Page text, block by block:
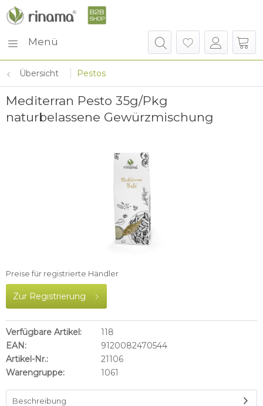
Menü
Übersicht Pestos
Mediterran Pesto 35g/Pkg
naturbelassene Gewürzmischung
Preise für registrierte Händler
Zur Registrierung
Verfügbare Artikel:
118
EAN:
9120082470544
Artikel-Nr.:
21106
Warengruppe:
1061
Beschreibung